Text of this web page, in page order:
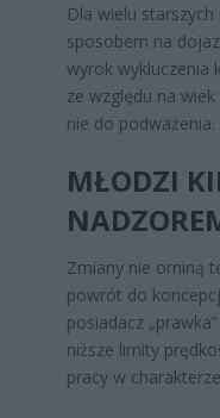
Dla wielu
sposobem na
wyrok wykluczenia
ze względu na
nie do podważenia.
MŁODZI
Zmiany nie ominą
powrót do
posiadacz
niższe limity
pracy w